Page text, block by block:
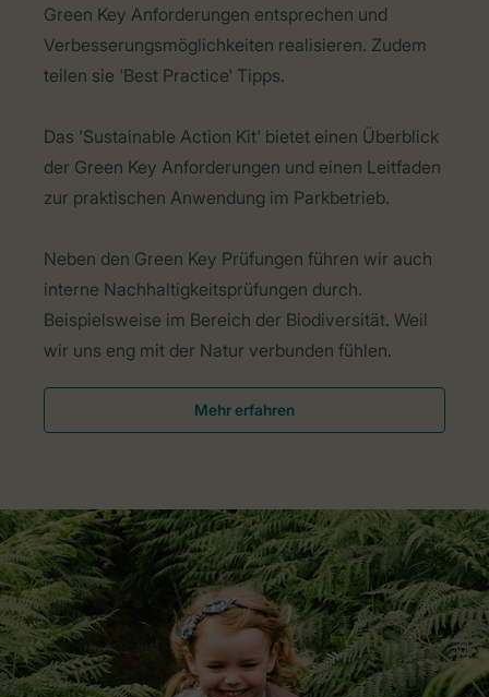
Green Key Anforderungen entsprechen und
Verbesserungsmöglichkeiten realisieren. Zudem
teilen sie 'Best Practice' Tipps.
Das 'Sustainable Action Kit' bietet einen Überblick
der Green Key Anforderungen und einen Leitfaden
zur praktischen Anwendung im Parkbetrieb.
Neben den Green Key Prüfungen führen wir auch
interne Nachhaltigkeitsprüfungen durch.
Beispielsweise im Bereich der Biodiversität. Weil
wir uns eng mit der Natur verbunden fühlen.
Mehr erfahren